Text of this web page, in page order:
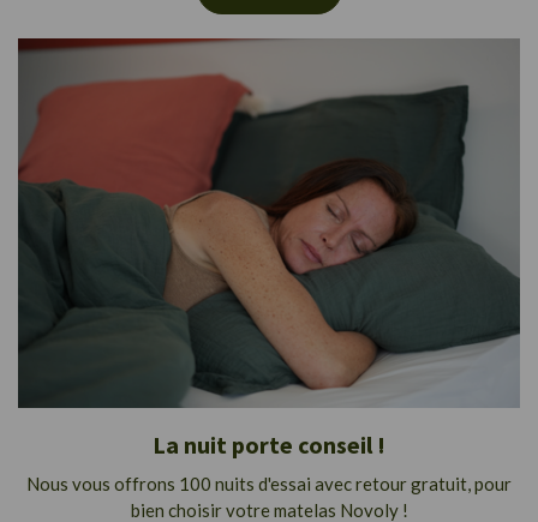
La nuit porte conseil !
Nous vous offrons 100 nuits d'essai avec retour gratuit, pour
bien choisir votre matelas Novoly !